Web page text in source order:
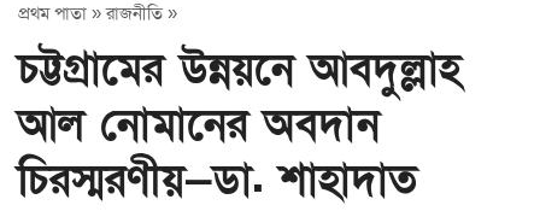
g
l
e
N
a
v
প্রথম পাতা »রাজনীতি »
চট্টগ্রামের উন্নয়নে আবদুল্লাহ
আল নোমানের অবদান
চিরস্মরণীয়—ডা. শাহাদাত